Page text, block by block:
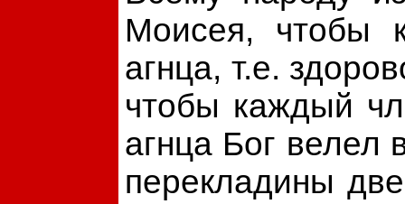
Моисея, чтобы
агнца, т.е.
чтобы каждый
агнца Бог велел
перекладины